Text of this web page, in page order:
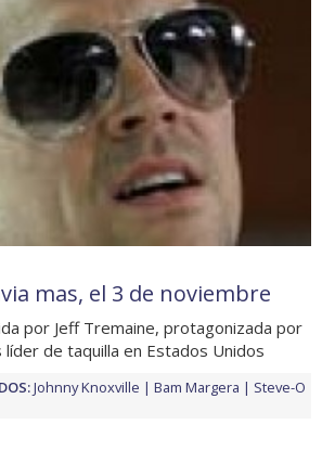
mas, el 3 de noviembre
por Jeff Tremaine, protagonizada por
líder de taquilla en Estados Unidos
Johnny Knoxville Bam Margera
Steve-O